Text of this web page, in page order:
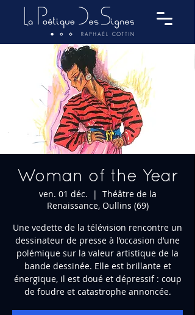
Woman of the Year
ven. 01 déc.
  |
Théâtre de la
Renaissance, Oullins (69)
Une vedette de la télévision rencontre un
dessinateur de presse à l’occasion d’une
polémique sur la valeur artistique de la
bande dessinée. Elle est brillante et
énergique, il est doué et dépressif : coup
de foudre et catastrophe annoncée.